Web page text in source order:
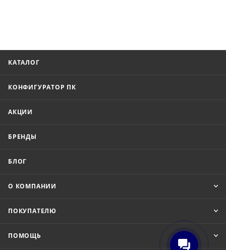
КАТАЛОГ
КОНФИГУРАТОР ПК
АКЦИИ
БРЕНДЫ
БЛОГ
О КОМПАНИИ
ПОКУПАТЕЛЮ
ПОМОЩЬ